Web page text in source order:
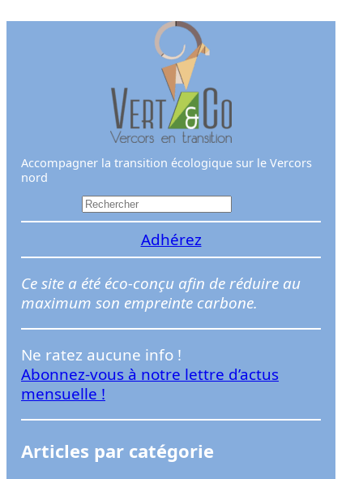
Accompagner la transition écologique sur le Vercors
nord
e
h
e
r
e
r
Adhérez
Ce site a été éco-conçu afin de réduire au
maximum son empreinte carbone.
Ne ratez aucune info !
Abonnez-vous à notre lettre d’actus
mensuelle !
Articles par catégorie